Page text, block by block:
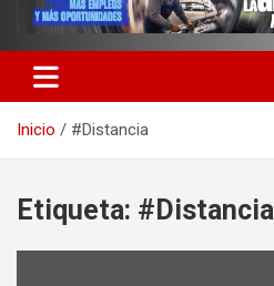
Inicio #Distancia
Etiqueta: #Distancia